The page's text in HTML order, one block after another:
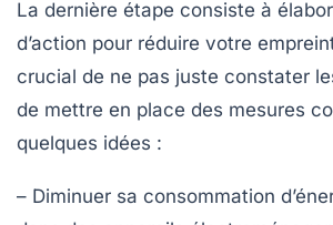
La dernière étape consiste à
d’action pour réduire votre
crucial de ne pas juste constater
de mettre en place des mesures
quelques idées :
– Diminuer sa consommation